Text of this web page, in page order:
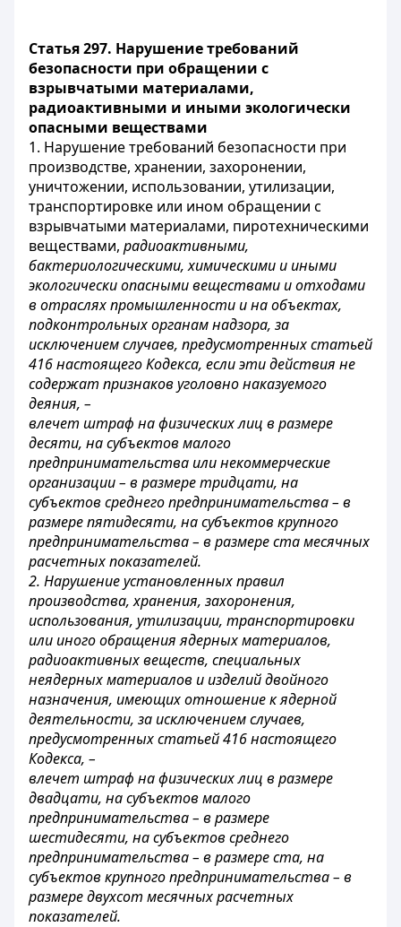
Статья 297. Нарушение требований
безопасности при обращении с
взрывчатыми материалами,
радиоактивными и иными экологически
опасными веществами
1. Нарушение требований безопасности при
производстве, хранении, захоронении,
уничтожении, использовании, утилизации,
транспортировке или ином обращении с
взрывчатыми материалами, пиротехническими
веществами, радиоактивными,
бактериологическими, химическими и иными
экологически опасными веществами и отходами
в отраслях промышленности и на объектах,
подконтрольных органам надзора, за
исключением случаев, предусмотренных статьей
416 настоящего Кодекса, если эти действия не
содержат признаков уголовно наказуемого
деяния, –
влечет штраф на физических лиц в размере
десяти, на субъектов малого
предпринимательства или некоммерческие
организации – в размере тридцати, на
субъектов среднего предпринимательства – в
размере пятидесяти, на субъектов крупного
предпринимательства – в размере ста месячных
расчетных показателей.
2. Нарушение установленных правил
производства, хранения, захоронения,
использования, утилизации, транспортировки
или иного обращения ядерных материалов,
радиоактивных веществ, специальных
неядерных материалов и изделий двойного
назначения, имеющих отношение к ядерной
деятельности, за исключением случаев,
предусмотренных статьей 416 настоящего
Кодекса, –
влечет штраф на физических лиц в размере
двадцати, на субъектов малого
предпринимательства – в размере
шестидесяти, на субъектов среднего
предпринимательства – в размере ста, на
субъектов крупного предпринимательства – в
размере двухсот месячных расчетных
показателей.